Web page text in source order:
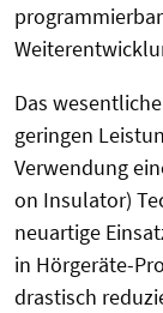
Das
geringen
Verwendung
on Insulator)
neuartige
in Hörgeräte-
drastisch